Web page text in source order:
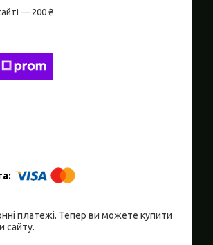
— 200 ₴
платежі. Тепер ви можете купити
сайту.